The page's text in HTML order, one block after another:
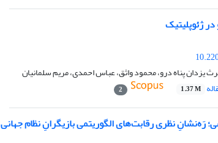
در ژئوپلیتیک
یزدان پناه درو، محمود واثق، عباس احمدی، مریم سلمانیان
1.37 M
2
رَه‌نشانِ نظری رقابت‌های الگوریتمی بازیگرانِ نظام جهانی